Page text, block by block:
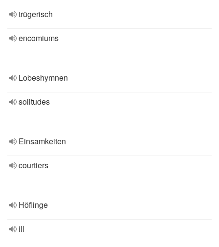
trügerisch
encomiums
Lobeshymnen
solitudes
Einsamkeiten
courtiers
Höflinge
ill